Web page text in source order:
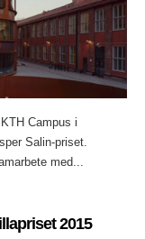
Campus i
Salin-priset.
med...
2015